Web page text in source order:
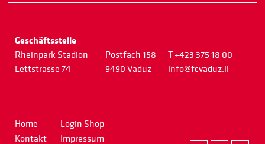
Geschäftsstelle
Rheinpark Stadion
Lettstrasse 74
Postfach 158
9490 Vaduz
T +423 375 18 00
info@fcvaduz.li
Home
Kontakt
Login Shop
Impressum